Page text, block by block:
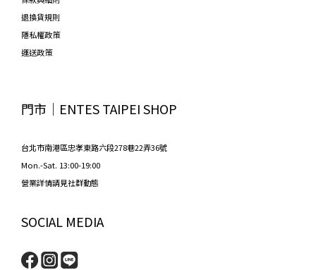
退換貨規則
隱私權政策
運送政策
門市│ENTES TAIPEI SHOP
台北市南港區忠孝東路六段278巷22弄36號
Mon.-Sat. 13:00-19:00
營業詳情請見社群動態
SOCIAL MEDIA